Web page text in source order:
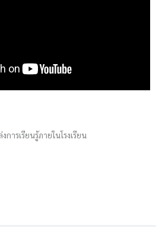
ารเรียนรู้ภายในโรงเรียน